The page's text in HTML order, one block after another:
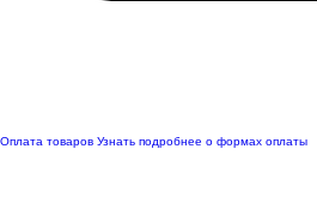
Оплата товаров Узнать подробнее о формах оплаты